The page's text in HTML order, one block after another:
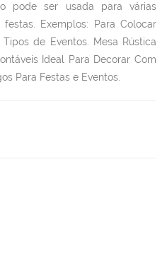
pode ser usada para várias
Exemplos: Para Colocar
de Eventos. Mesa Rústica
Ideal Para Decorar Com
Para Festas e Eventos.